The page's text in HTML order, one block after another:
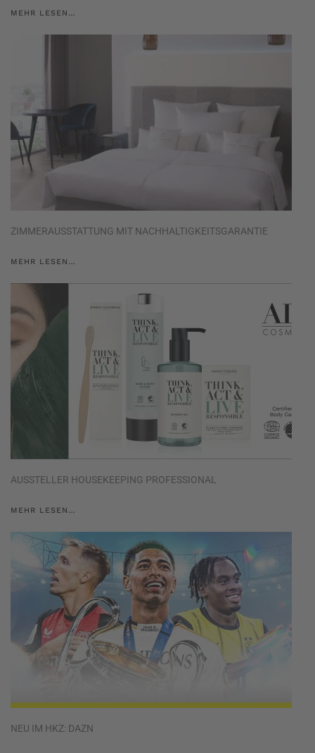
MEHR LESEN…
ZIMMERAUSSTATTUNG MIT NACHHALTIGKEITSGARANTIE
MEHR LESEN…
AUSSTELLER HOUSEKEEPING PROFESSIONAL
MEHR LESEN…
NEU IM HKZ: DAZN